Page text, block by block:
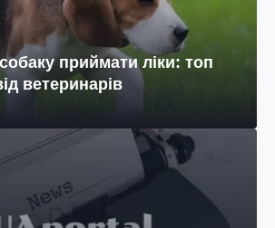
приймати ліки: топ
ветеринарів